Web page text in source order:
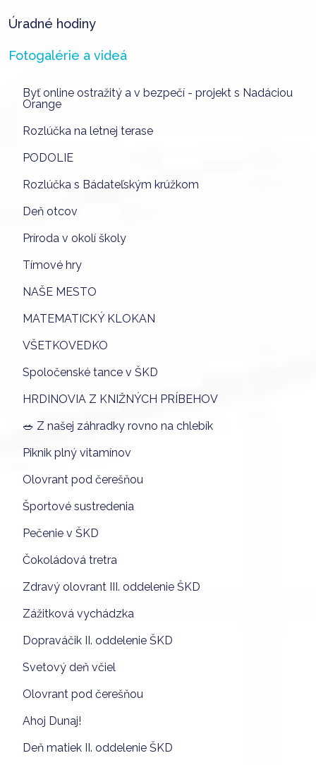
Úradné hodiny
Fotogalérie a videá
Byť online ostražitý a v bezpečí - projekt s Nadáciou
Orange
Rozlúčka na letnej terase
PODOLIE
Rozlúčka s Bádateľským krúžkom
Deň otcov
Príroda v okolí školy
Tímové hry
NAŠE MESTO
MATEMATICKÝ KLOKAN
VŠETKOVEDKO
Spoločenské tance v ŠKD
HRDINOVIA Z KNIŽNÝCH PRÍBEHOV
🥗 Z našej záhradky rovno na chlebík
Piknik plný vitamínov
Olovrant pod čerešňou
Športové sustredenia
Pečenie v ŠKD
Čokoládová tretra
Zdravý olovrant III. oddelenie ŠKD
Zážitková vychádzka
Dopraváčik II. oddelenie ŠKD
Svetový deň včiel
Olovrant pod čerešňou
Ahoj Dunaj!
Deň matiek II. oddelenie ŠKD